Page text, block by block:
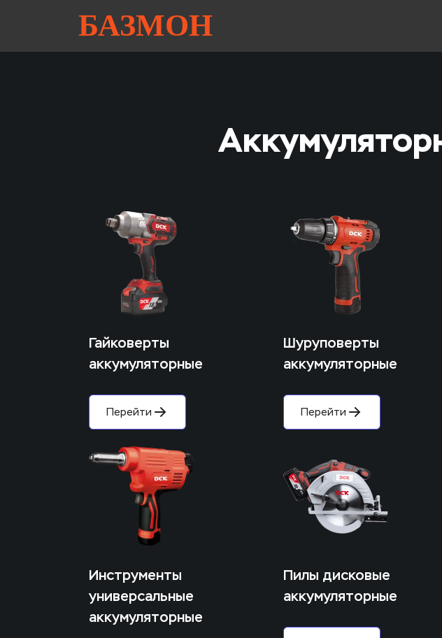
БАЗМОН
Гайковерты
аккумуляторные
Перейти
Шуруповерты
аккумуляторные
Перейти
Инструменты
универсальные
аккумуляторные
Пилы дисковые
аккумуляторные